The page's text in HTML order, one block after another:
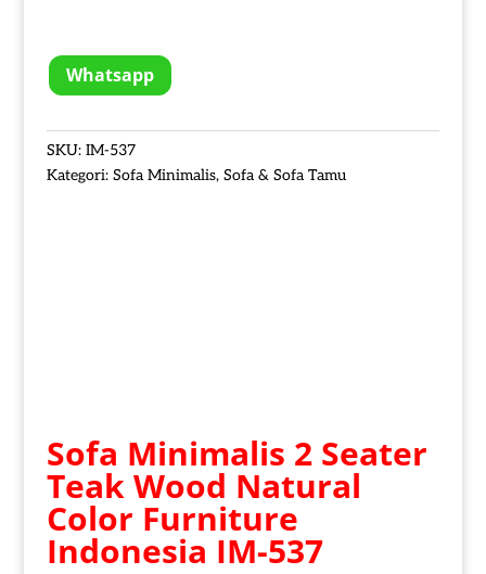
Whatsapp
SKU: IM-537
Kategori: Sofa Minimalis, Sofa & Sofa Tamu
Sofa Minimalis 2 Seater
Teak Wood Natural
Color Furniture
Indonesia IM-537